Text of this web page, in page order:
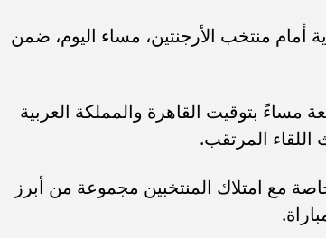
منتخب الأرجنتين، مساء اليوم، ضمن
مساءً بتوقيت القاهرة والمملكة العربية
المرتقب.
واحدة من أقوى مباريات دور الـ16، خاصة مع امتلاك المنتخبين مجموعة من أبرز